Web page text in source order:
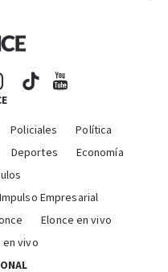
Policiales
Política
Deportes
Economía
Impulso Empresarial
Elonce en vivo
en vivo